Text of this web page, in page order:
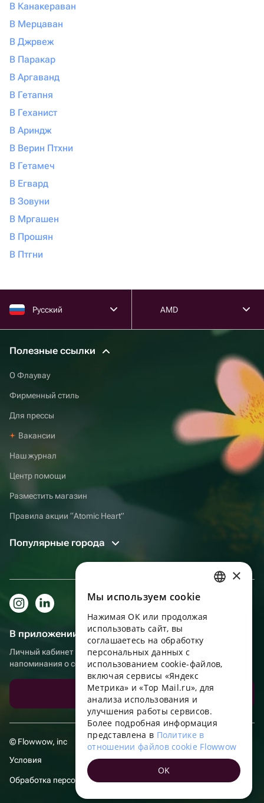
В Канакераван
В Мерцаван
В Джрвеж
В Паракар
В Аргаванд
В Гетапня
В Геханист
В Ариндж
В Верин Птхни
В Гетамеч
В Егвард
В Зовуни
В Мргашен
В Прошян
В Птгни
Русский AMD
Полезные ссылки
О Флаувау
Фирменный стиль
Для прессы
Вакансии
Наш журнал
Центр помощи
Разместить магазин
Правила акции “Atomic Heart”
Популярные города
В приложении еще удобнее!
Личный кабинет получателя, больше бонусов за покупки и
напоминания о событиях
Скачать приложение
© Flowwow, inc
Условия
Обработка персональных данных
ENGLISH
UKRAINIAN
PORTUGUESE
FRENCH
TURKISH
POLISH
×
Мы используем сookie
Нажимая ОК или продолжая
использовать сайт, вы
соглашаетесь на обработку
персональных данных с
использованием cookie-файлов,
включая сервисы «Яндекс
Метрика» и «Top Mail.ru», для
анализа использования и
улучшения работы сервисов.
Более подробная информация
представлена в Политике в
отношении файлов cookie Flowwow
OK